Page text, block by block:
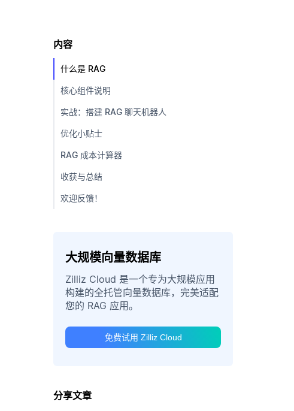
内容
什么是 RAG
核心组件说明
实战：搭建 RAG 聊天机器人
优化小贴士
RAG 成本计算器
收获与总结
欢迎反馈！
大规模向量数据库
Zilliz Cloud 是一个专为大规模应用
构建的全托管向量数据库，完美适配
您的 RAG 应用。
免费试用 Zilliz Cloud
分享文章